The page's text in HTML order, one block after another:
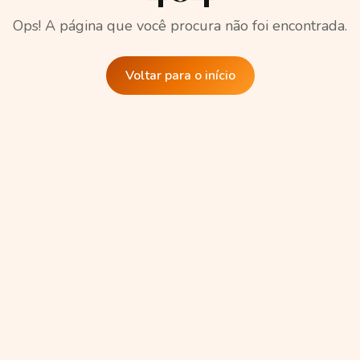
Ops! A página que você procura não foi encontrada.
Voltar para o início